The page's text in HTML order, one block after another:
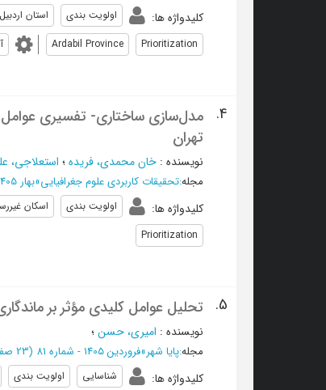
کلیدواژه ها: اولویت بندی استان اردبیل
Prioritization
Ardabil Province
4.
مدل‌سازی ساختاری- تفسیری عوامل
تهران
نویسنده : خان محمدی، فریده؛ استعلاجی،
مجله:تحقیقات کاربردی علوم جغرافیایی»بهار 1405 - شماره 80
کلیدواژه ها: اولویت بندی اسکان
Prioritization
5. تحلیل عوامل کلیدی مؤثر بر
نویسنده : امیری، حسن؛
مجله:پایا شهر»فروردین 1405 - شماره 81 (‎23 صفحه -
کلیدواژه ها: شناسایی اولویت بندی